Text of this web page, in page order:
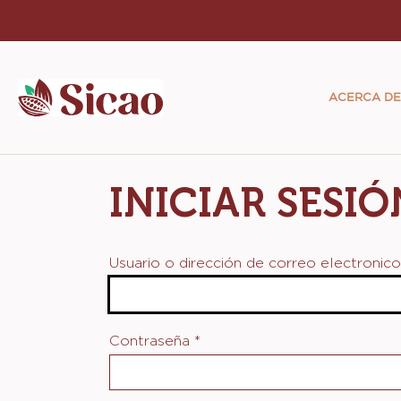
to
content
ACERCA
INICIAR
Usuario o dirección de correo electronico.
Contraseña *